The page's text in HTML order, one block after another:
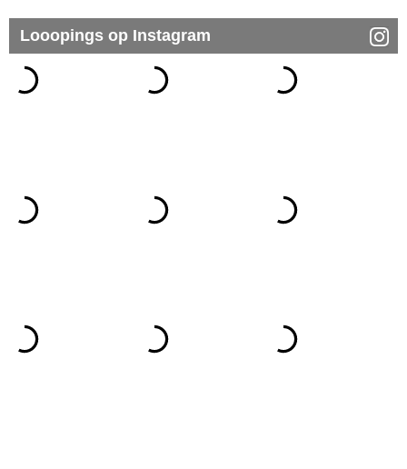
Looopings op Instagram